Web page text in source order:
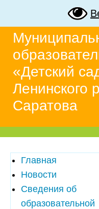
«Детский
Ленинского
Саратова
Главная
Новости
Сведения об
образовательной